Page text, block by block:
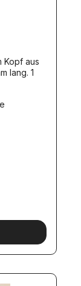
Kopf aus
lang. 1